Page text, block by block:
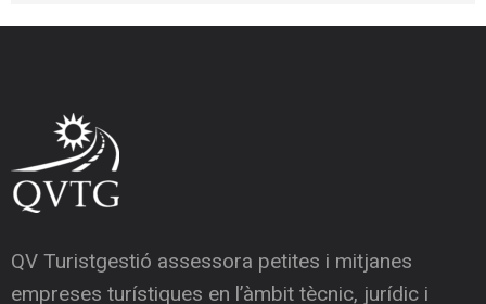
QV Turistgestió assessora petites i mitjanes
empreses turístiques en l’àmbit tècnic, jurídic i